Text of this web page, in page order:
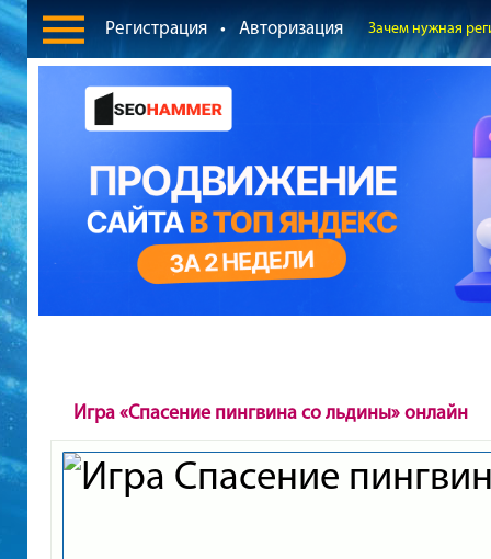
Регистрация • Авторизация Зачем нужная
Игра «Спасение пингвина со льдины» онлайн